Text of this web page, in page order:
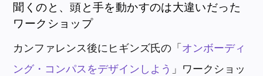
聞くのと、頭と手を動かすのは大違いだった
ワークショップ
カンファレンス後にヒギンズ氏の「 オンボーディ
ング・コンパスをデザインしよう 」ワークショッ